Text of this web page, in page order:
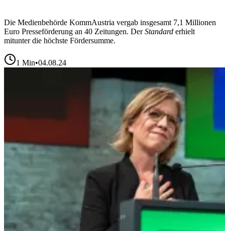
Die Medienbehörde KommAustria vergab insgesamt 7,1 Millionen
Euro Presseförderung an 40 Zeitungen. DerStandard erhielt
mitunter die höchste Fördersumme.
1 Min•04.08.24